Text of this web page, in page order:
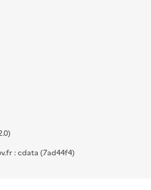
: cdata (7ad44f4)